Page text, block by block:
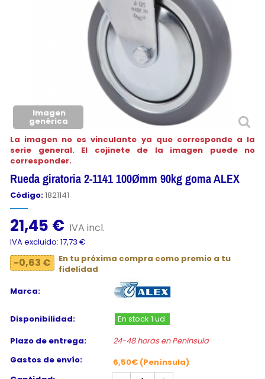
Imagen
genérica
La imagen no es vinculante ya que corresponde a la
serie general. El cojinete de la imagen puede no
corresponder.
Rueda giratoria 2-1141 100Ømm 90kg goma ALEX
Código:1821141
21,45 € IVA incl.
IVA excluido: 17,73 €
-0,63 €
En tu próxima compra como premio a tu
fidelidad
Marca:
Disponibilidad:
En stock 1 ud.
Plazo de entrega:
24-48 horas en Península
Gastos de envío:
6,50€ (Península)